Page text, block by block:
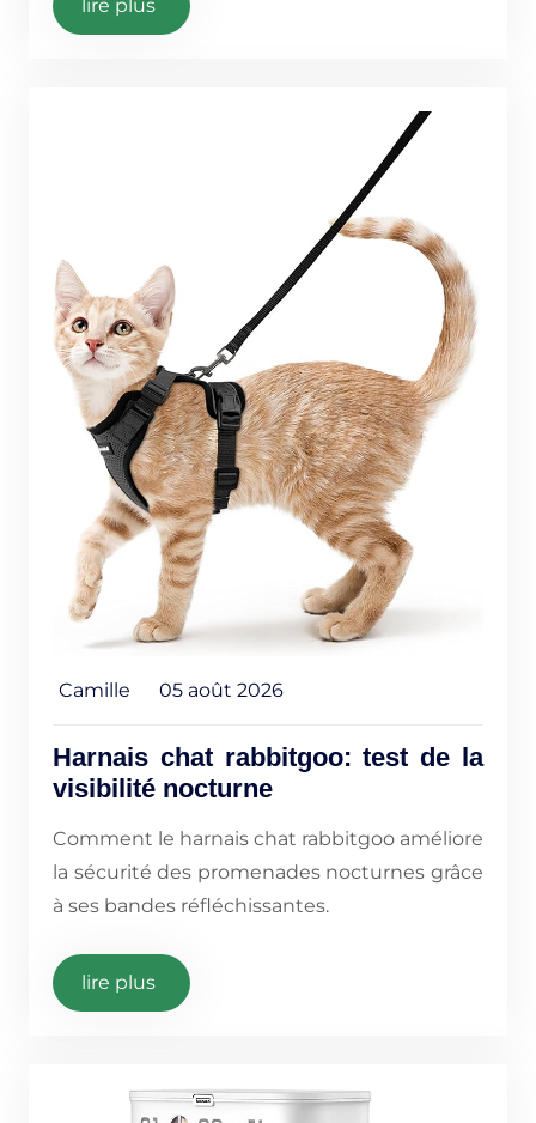
lire plus
Camille 05 août 2026
Harnais chat rabbitgoo: test de la
visibilité nocturne
Comment le harnais chat rabbitgoo améliore
la sécurité des promenades nocturnes grâce
à ses bandes réfléchissantes.
lire plus